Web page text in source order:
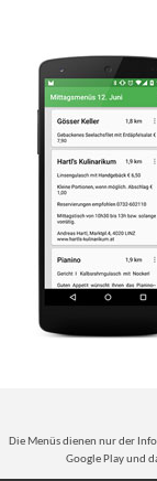
Die Menüs dienen nur der
Google Play und